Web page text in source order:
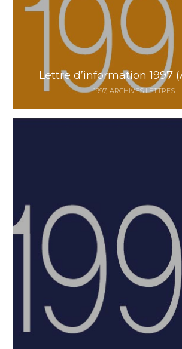
Lettre d’information 1997
1997 ARCHIVES LETTRES